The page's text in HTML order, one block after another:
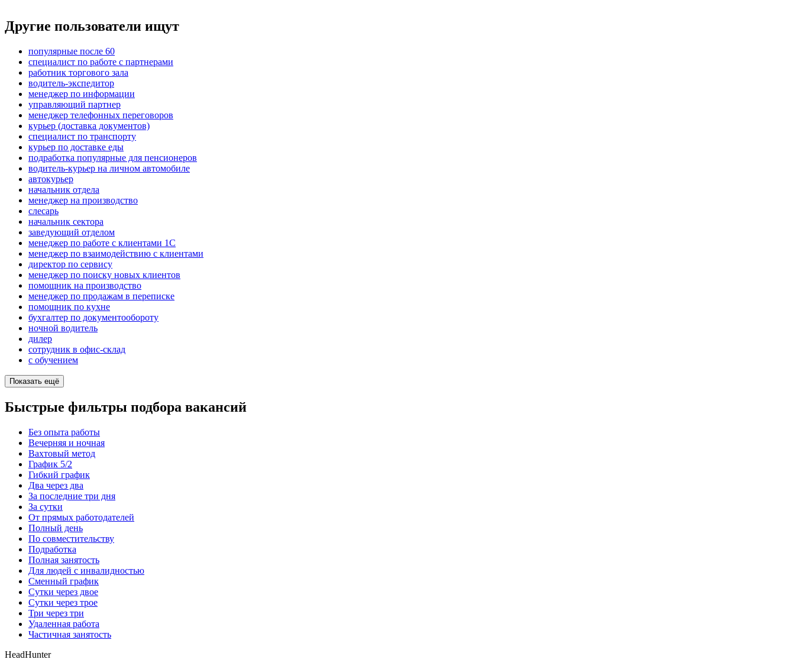
Другие пользователи ищут
популярные после 60
специалист по работе с партнерами
работник торгового зала
водитель-экспедитор
менеджер по информации
управляющий партнер
менеджер телефонных переговоров
курьер (доставка документов)
специалист по транспорту
курьер по доставке еды
подработка популярные для пенсионеров
водитель-курьер на личном автомобиле
автокурьер
начальник отдела
менеджер на производство
слесарь
начальник сектора
заведующий отделом
менеджер по работе с клиентами 1С
менеджер по взаимодействию с клиентами
директор по сервису
менеджер по поиску новых клиентов
помощник на производство
менеджер по продажам в переписке
помощник по кухне
бухгалтер по документообороту
ночной водитель
дилер
сотрудник в офис-склад
с обучением
Показать ещё
Быстрые фильтры подбора вакансий
Без опыта работы
Вечерняя и ночная
Вахтовый метод
График 5/2
Гибкий график
Два через два
За последние три дня
За сутки
От прямых работодателей
Полный день
По совместительству
Подработка
Полная занятость
Для людей с инвалидностью
Сменный график
Сутки через двое
Сутки через трое
Три через три
Удаленная работа
Частичная занятость
HeadHunter